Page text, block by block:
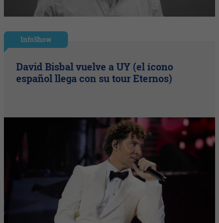
InfoShow
David Bisbal vuelve a UY (el ícono
español llega con su tour Eternos)